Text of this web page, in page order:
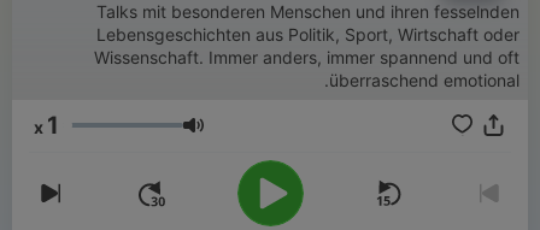
Talks mit besonderen Menschen und ihren fesselnden
Lebensgeschichten aus Politik, Sport, Wirtschaft oder
Wissenschaft. Immer anders, immer spannend und oft
überraschend emotional.
עוצמת שמע 1